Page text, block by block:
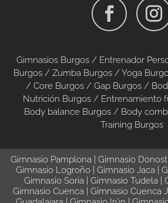
Gimnasios Burgos / Entrenador
Burgos / Zumba Burgos / Yoga
/ Core Burgos/ Gap Burgos/
Nutrición Burgos / Entrenamiento
Body balance Burgos / Body
Training Burgos
Gimnasio Pamplona| Gimnasio
Gimnasio Logroño
Gimnasio Jaca
Gimnasio Soria| Gimnasio Tudela|
Gimnasio Cuenca| Gimnasio Cuenca